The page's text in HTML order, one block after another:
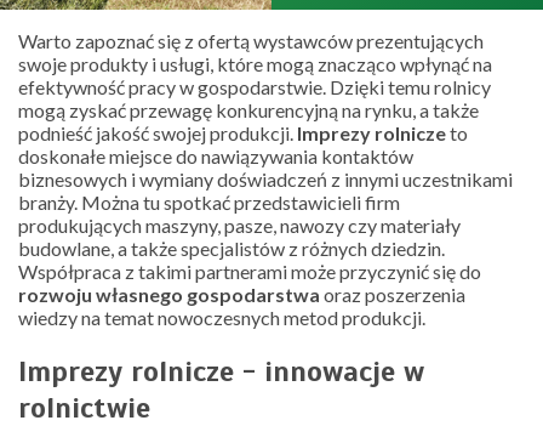
Warto zapoznać się z ofertą wystawców prezentujących
swoje produkty i usługi, które mogą znacząco wpłynąć na
efektywność pracy w gospodarstwie. Dzięki temu rolnicy
mogą zyskać przewagę konkurencyjną na rynku, a także
podnieść jakość swojej produkcji. Imprezy rolniczeto
doskonałe miejsce do nawiązywania kontaktów
biznesowych i wymiany doświadczeń z innymi uczestnikami
branży. Można tu spotkać przedstawicieli firm
produkujących maszyny, pasze, nawozy czy materiały
budowlane, a także specjalistów z różnych dziedzin.
Współpraca z takimi partnerami może przyczynić się do
rozwoju własnego gospodarstwa oraz poszerzenia
wiedzy na temat nowoczesnych metod produkcji.
Imprezy rolnicze - innowacje w
rolnictwie